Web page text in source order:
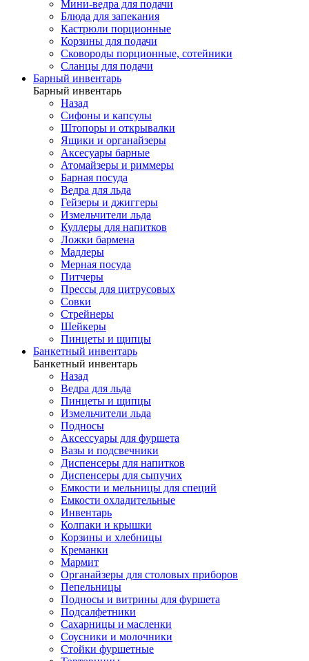
Мини-ведра для подачи
Блюда для запекания
Кастрюли порционные
Корзины для подачи
Сковороды порционные, сотейники
Сланцы для подачи
Барный инвентарь
Барный инвентарь
Назад
Сифоны и капсулы
Штопоры и открывалки
Ящики и органайзеры
Аксесуары барные
Атомайзеры и риммеры
Барная посуда
Ведра для льда
Гейзеры и джиггеры
Измельчители льда
Куллеры для напитков
Ложки бармена
Мадлеры
Мерная посуда
Питчеры
Прессы для цитрусовых
Совки
Стрейнеры
Шейкеры
Пинцеты и щипцы
Банкетный инвентарь
Банкетный инвентарь
Назад
Ведра для льда
Пинцеты и щипцы
Измельчители льда
Подносы
Аксессуары для фуршета
Вазы и подсвечники
Диспенсеры для напитков
Диспенсеры для сыпучих
Емкости и мельницы для специй
Емкости охладительные
Инвентарь
Колпаки и крышки
Корзины и хлебницы
Креманки
Мармит
Органайзеры для столовых приборов
Пепельницы
Подносы и витрины для фуршета
Подсалфетники
Сахарницы и масленки
Соусники и молочники
Стойки фуршетные